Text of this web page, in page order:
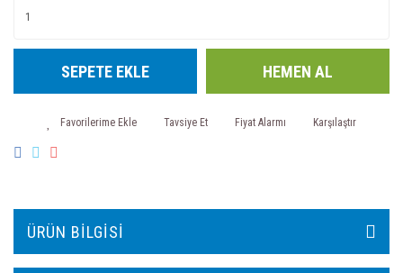
SEPETE EKLE HEMEN AL
Tavsiye Et Fiyat Alarmı Karşılaştır
ÜRÜN BILGISI